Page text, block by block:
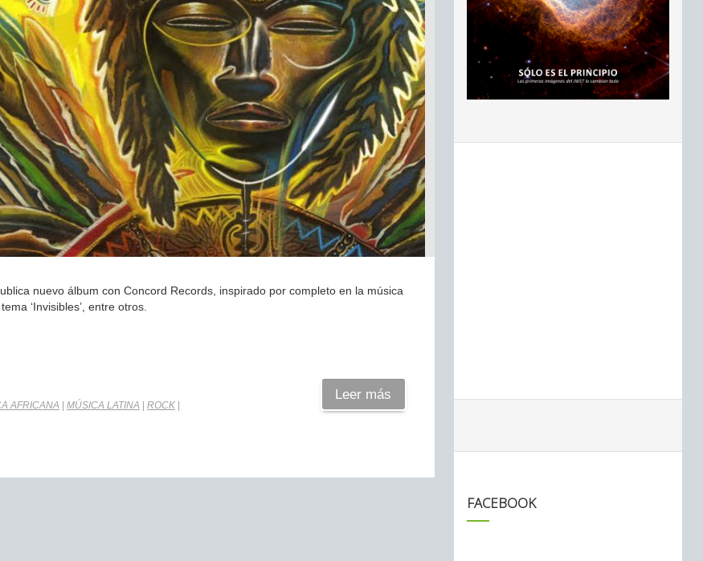
nuevo álbum con Concord Records, inspirado por completo en la música
‘Invisibles’, entre otros.
AFRICANA MÚSICA LATINA ROCK
Leer más
FACEBOOK